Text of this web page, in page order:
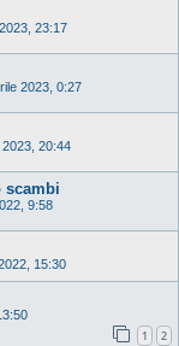
23:17
2023, 0:27
20:44
scambi
9:58
15:30
1 2